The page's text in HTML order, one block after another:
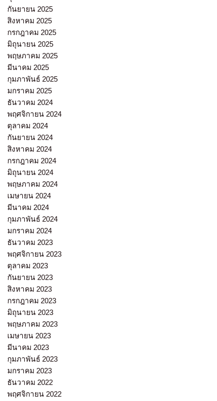
กันยายน 2025
สิงหาคม 2025
กรกฎาคม 2025
มิถุนายน 2025
พฤษภาคม 2025
มีนาคม 2025
กุมภาพันธ์ 2025
มกราคม 2025
ธันวาคม 2024
พฤศจิกายน 2024
ตุลาคม 2024
กันยายน 2024
สิงหาคม 2024
กรกฎาคม 2024
มิถุนายน 2024
พฤษภาคม 2024
เมษายน 2024
มีนาคม 2024
กุมภาพันธ์ 2024
มกราคม 2024
ธันวาคม 2023
พฤศจิกายน 2023
ตุลาคม 2023
กันยายน 2023
สิงหาคม 2023
กรกฎาคม 2023
มิถุนายน 2023
พฤษภาคม 2023
เมษายน 2023
มีนาคม 2023
กุมภาพันธ์ 2023
มกราคม 2023
ธันวาคม 2022
พฤศจิกายน 2022